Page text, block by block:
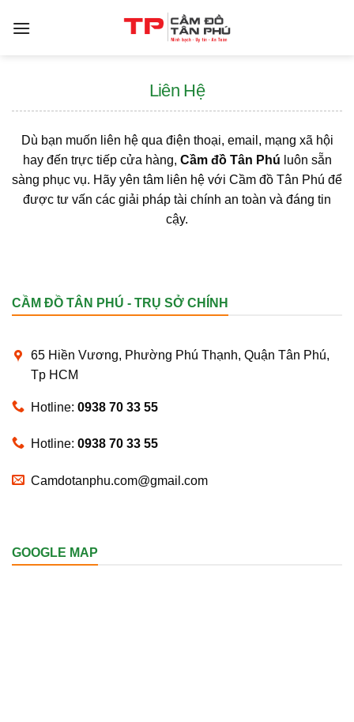
qua
Liên Hệ
Dù bạn muốn liên hệ qua điện thoại, email, mạng xã hội
hay đến trực tiếp cửa hàng, Cầm đồ Tân Phú luôn sẵn
sàng phục vụ. Hãy yên tâm liên hệ với Cầm đồ Tân Phú để
được tư vấn các giải pháp tài chính an toàn và đáng tin
cậy.
CẦM ĐỒ TÂN PHÚ - TRỤ SỞ CHÍNH
65 Hiền Vương, Phường Phú Thạnh, Quận Tân Phú,
Tp HCM
Hotline: 0938 70 33 55
Hotline: 0938 70 33 55
Camdotanphu.com@gmail.com
GOOGLE MAP